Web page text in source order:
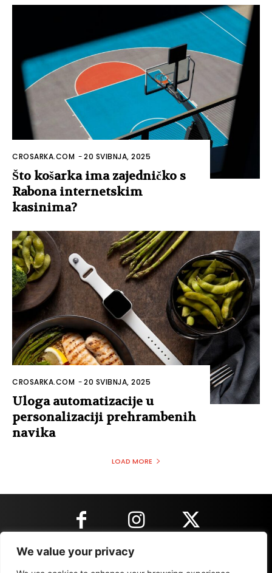
We value your privacy
CROSARKA.COM -20 SVIBNJA, 2025
Što košarka ima zajedničko s
Rabona internetskim
kasinima?
CROSARKA.COM -20 SVIBNJA, 2025
Uloga automatizacije u
personalizaciji prehrambenih
navika
LOAD MORE
KONTAKT INFORMACIJE